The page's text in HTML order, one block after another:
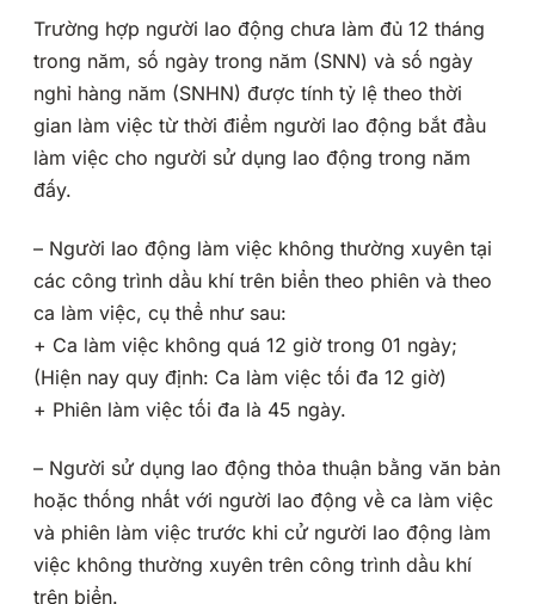
Trường hợp người lao động chưa làm đủ 12 tháng
trong năm, số ngày trong năm (SNN) và số ngày
nghỉ hàng năm (SNHN) được tính tỷ lệ theo thời
gian làm việc từ thời điểm người lao động bắt đầu
làm việc cho người sử dụng lao động trong năm
đấy.
– Người lao động làm việc không thường xuyên tại
các công trình dầu khí trên biển theo phiên và theo
ca làm việc, cụ thể như sau:
+ Ca làm việc không quá 12 giờ trong 01 ngày;
(Hiện nay quy định: Ca làm việc tối đa 12 giờ)
+ Phiên làm việc tối đa là 45 ngày.
– Người sử dụng lao động thỏa thuận bằng văn bản
hoặc thống nhất với người lao động về ca làm việc
và phiên làm việc trước khi cử người lao động làm
việc không thường xuyên trên công trình dầu khí
trên biển.